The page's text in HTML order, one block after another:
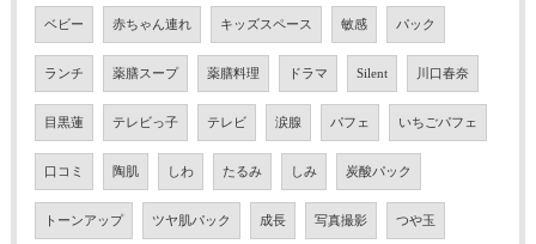
ベビー 赤ちゃん連れ キッズスペース 敏感 パック
ランチ 薬膳スープ 薬膳料理 ドラマ Silent 川口春奈
目黒蓮 テレビっ子 テレビ 涙腺 パフェ いちごパフェ
口コミ 陶肌 しわ たるみ しみ 炭酸パック
トーンアップ ツヤ肌パック 成長 写真撮影 つや玉